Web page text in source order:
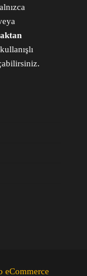
eCommerce